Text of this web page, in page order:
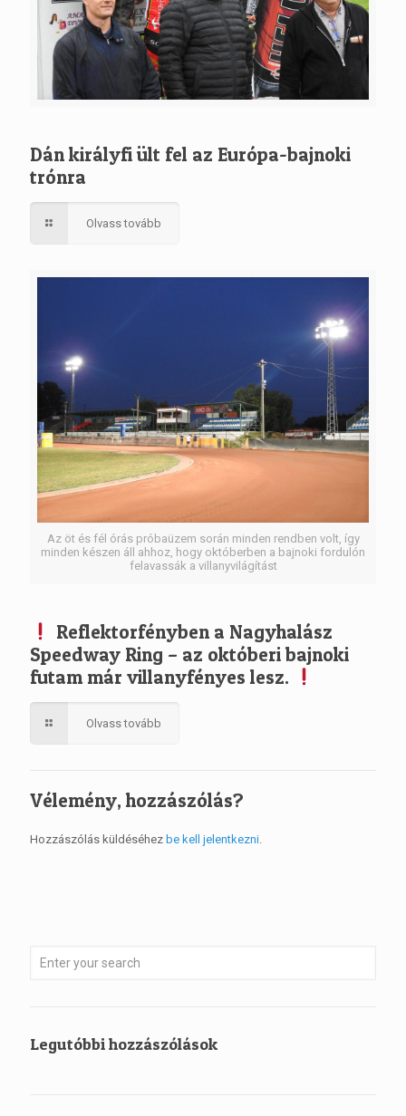
Dán királyfi ült fel az Európa-bajnoki
trónra
Olvass tovább
Az öt és fél órás próbaüzem során minden rendben volt, így
minden készen áll ahhoz, hogy októberben a bajnoki fordulón
felavassák a villanyvilágítást
Reflektorfényben a Nagyhalász
Speedway Ring – az októberi bajnoki
futam már villanyfényes lesz.
Olvass tovább
Vélemény, hozzászólás?
Hozzászólás küldéséhez be kell jelentkezni.
Legutóbbi hozzászólások